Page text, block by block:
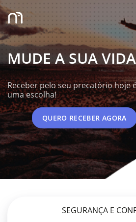
MUDE A SUA VIDA
Receber pelo seu precatório hoje
uma escolha!
QUERO RECEBER AGORA
SEGURANÇA E